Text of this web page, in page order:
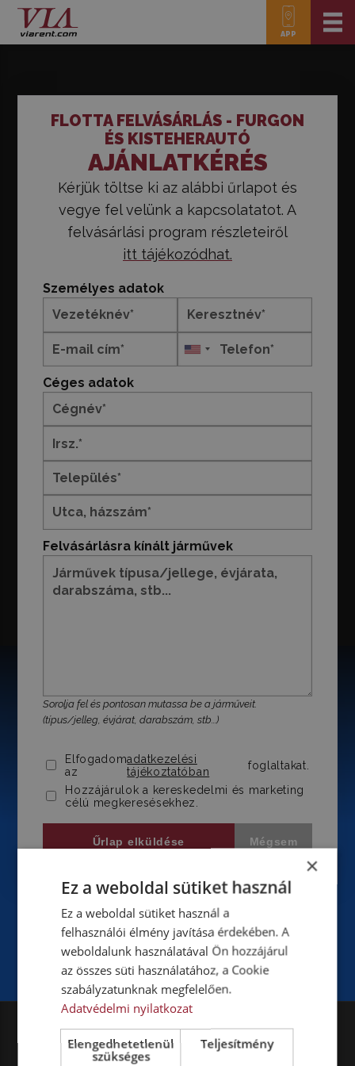
APP
FLOTTA FELVÁSÁRLÁS - FURGON
ÉS KISTEHERAUTÓ
AJÁNLATKÉRÉS
Kérjük töltse ki az alábbi űrlapot és
vegye fel velünk a kapcsolatatot. A
felvásárlási program részleteiről
itt tájékozódhat.
Személyes adatok
Céges adatok
Felvásárlásra kínált járművek
Sorolja fel és pontosan mutassa be a járműveit.
(típus/jelleg, évjárat, darabszám, stb...)
Elfogadom
az
adatkezelési
tájékoztatóban
foglaltakat.
Hozzájárulok a kereskedelmi és marketing
célú megkeresésekhez.
Űrlap elküldése Mégsem
HU – SZIGETSZENTMIKLÓS
×
Ez a weboldal sütiket használ
Ez a weboldal sütiket használ a
felhasználói élmény javítása érdekében. A
weboldalunk használatával Ön hozzájárul
az összes süti használatához, a Cookie
szabályzatunknak megfelelően.
Adatvédelmi nyilatkozat
Elengedhetetlenül
szükséges
Teljesítmény